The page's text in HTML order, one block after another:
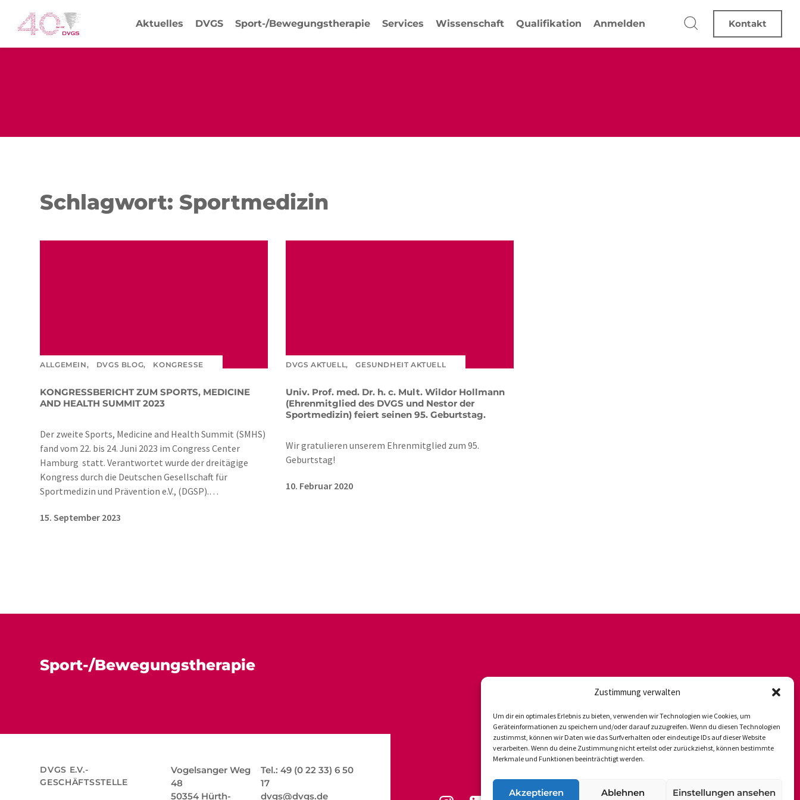
Zustimmung verwalten
Um dir ein optimales Erlebnis zu bieten, verwenden wir Technologien wie Cookies, um
Geräteinformationen zu speichern und/oder darauf zuzugreifen. Wenn du diesen Technologien
zustimmst, können wir Daten wie das Surfverhalten oder eindeutige IDs auf dieser Website
verarbeiten. Wenn du deine Zustimmung nicht erteilst oder zurückziehst, können bestimmte
Merkmale und Funktionen beeinträchtigt werden.
Akzeptieren Ablehnen Einstellungen ansehen
Schlagwort: Sportmedizin
ALLGEMEIN, DVGS BLOG, KONGRESSE
KONGRESSBERICHT ZUM SPORTS, MEDICINE
AND HEALTH SUMMIT 2023
Der zweite Sports, Medicine and Health Summit (SMHS)
fand vom 22. bis 24. Juni 2023 im Congress Center
Hamburg statt. Verantwortet wurde der dreitägige
Kongress durch die Deutschen Gesellschaft für
Sportmedizin und Prävention e.V., (DGSP).…
15. September 2023
DVGS AKTUELL, GESUNDHEIT AKTUELL
Univ. Prof. med. Dr. h. c. Mult. Wildor Hollmann
(Ehrenmitglied des DVGS und Nestor der
Sportmedizin) feiert seinen 95. Geburtstag.
Wir gratulieren unserem Ehrenmitglied zum 95.
Geburtstag!
10. Februar 2020
Sport-/Bewegungstherapie
DVGS E.V.-
GESCHÄFTSSTELLE
Vogelsanger Weg
48
50354 Hürth-
Tel.: 49 (0 22 33) 6 50
17
dvgs@dvgs.de
Aktuelles DVGS Sport-/Bewegungstherapie Services Wissenschaft Qualifikation Anmelden Kontakt